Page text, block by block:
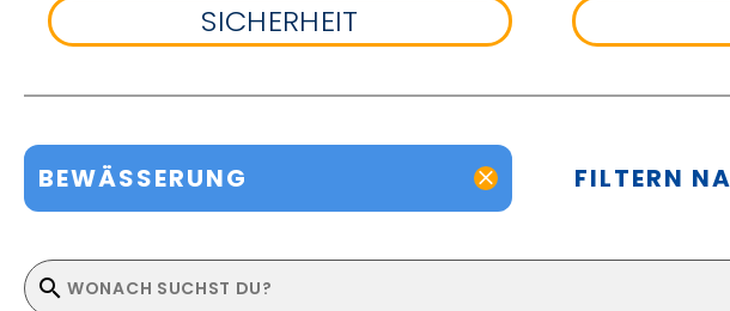
SICHERHEIT
BEWÄSSERUNG FILTERN